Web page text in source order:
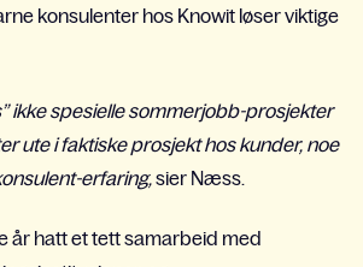
konsulenter hos Knowit løser viktige
ikke spesielle sommerjobb-prosjekter
ute i faktiske prosjekt hos kunder, noe
erfaring,sier Næss.
år hatt et tett samarbeid med